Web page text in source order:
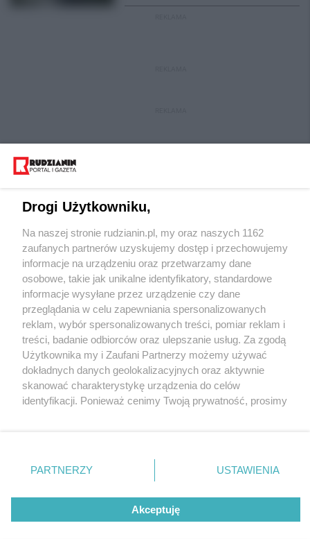
Wydawca mediów lokalnych
Nie zapomnij
zapoznać się z:
polityką prywatności regulamin korzystania z portali
Twojemiasto
Piekary Śląskie
Chorzów
Tarnowskie Góry
Gliwice
Skontakuj sięz nami
Kontakt
Wydawca
Redakcja
Drogi Użytkowniku,
Na naszej stronie rudzianin.pl, my oraz naszych 1162
zaufanych partnerów uzyskujemy dostęp i przechowujemy
informacje na urządzeniu oraz przetwarzamy dane
osobowe, takie jak unikalne identyfikatory, standardowe
informacje wysyłane przez urządzenie czy dane
przeglądania w celu zapewniania spersonalizowanych
reklam, wybór spersonalizowanych treści, pomiar reklam i
treści, badanie odbiorców oraz ulepszanie usług. Za zgodą
Użytkownika my i Zaufani Partnerzy możemy używać
dokładnych danych geolokalizacyjnych oraz aktywnie
skanować charakterystykę urządzenia do celów
identyfikacji. Ponieważ cenimy Twoją prywatność, prosimy
prywatności znajdujący się w lewym dolnym rogu strony
. Niektóre rodzaje przetwarzania danych nie wymagają
zgody użytkownika, ale masz prawo sprzeciwić się
takiemu przetwarzaniu. Preferencje będą miały
zastosowania tylko na tej witrynie.
PARTNERZY USTAWIENIA
Akceptuję